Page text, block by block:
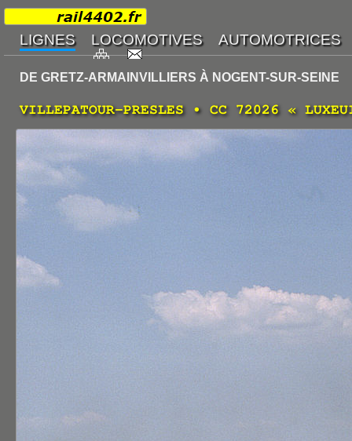
DE GRETZ-ARMAINVILLIERS À NOGENT-SUR-SEINE
VILLEPATOUR-PRESLES • CC 72026 «